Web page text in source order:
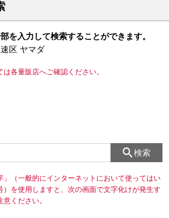
を入力して検索することができます。
区 ヤマダ
各量販店へご確認ください。
検索
」（一般的にインターネットにおいて使ってはい
）を使用しますと、次の画面で文字化けが発生す
ください。